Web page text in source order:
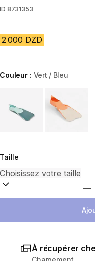
ID 8731353
2 000 DZD
Couleur : Vert / Bleu
Choose a variant
Taille
À récupérer
Chargement...